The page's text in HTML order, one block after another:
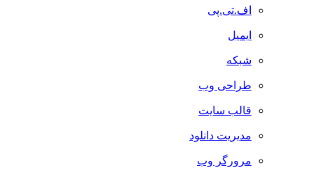
اف.تی.پی
ایمیل
شبکه
طراحی وب
قالب سایت
مدیریت دانلود
مرورگر وب